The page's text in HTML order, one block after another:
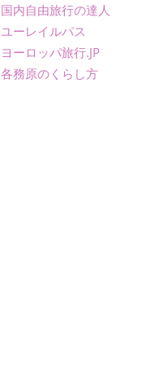
国内自由旅行の達人
ユーレイルパス
ヨーロッパ旅行.JP
各務原のくらし方